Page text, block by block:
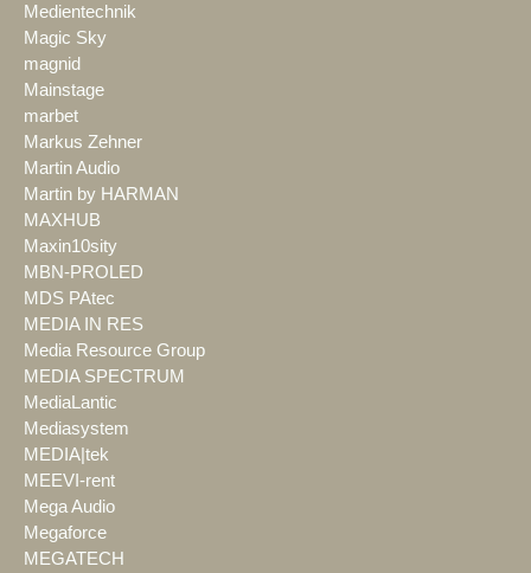
Medientechnik
Magic Sky
magnid
Mainstage
marbet
Markus Zehner
Martin Audio
Martin by HARMAN
MAXHUB
Maxin10sity
MBN-PROLED
MDS PAtec
MEDIA IN RES
Media Resource Group
MEDIA SPECTRUM
MediaLantic
Mediasystem
MEDIA|tek
MEEVI-rent
Mega Audio
Megaforce
MEGATECH